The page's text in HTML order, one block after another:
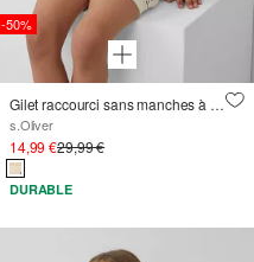
-50%
Gilet raccourci sans manches à broderie, aspect lin
s.Oliver
14,99 €29,99 €
DURABLE